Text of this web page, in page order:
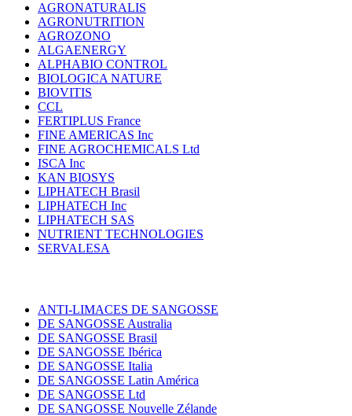
AGRONATURALIS
AGRONUTRITION
AGROZONO
ALGAENERGY
ALPHABIO CONTROL
BIOLOGICA NATURE
BIOVITIS
CCL
FERTIPLUS France
FINE AMERICAS Inc
FINE AGROCHEMICALS Ltd
ISCA Inc
KAN BIOSYS
LIPHATECH Brasil
LIPHATECH Inc
LIPHATECH SAS
NUTRIENT TECHNOLOGIES
SERVALESA
ANTI-LIMACES DE SANGOSSE
DE SANGOSSE Australia
DE SANGOSSE Brasil
DE SANGOSSE Ibérica
DE SANGOSSE Italia
DE SANGOSSE Latin América
DE SANGOSSE Ltd
DE SANGOSSE Nouvelle Zélande